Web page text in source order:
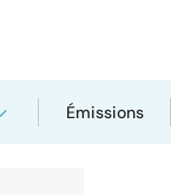
Émissions